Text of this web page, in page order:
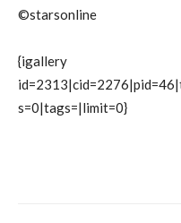
©starsonline
{igallery
s=0|tags=|limit=0}